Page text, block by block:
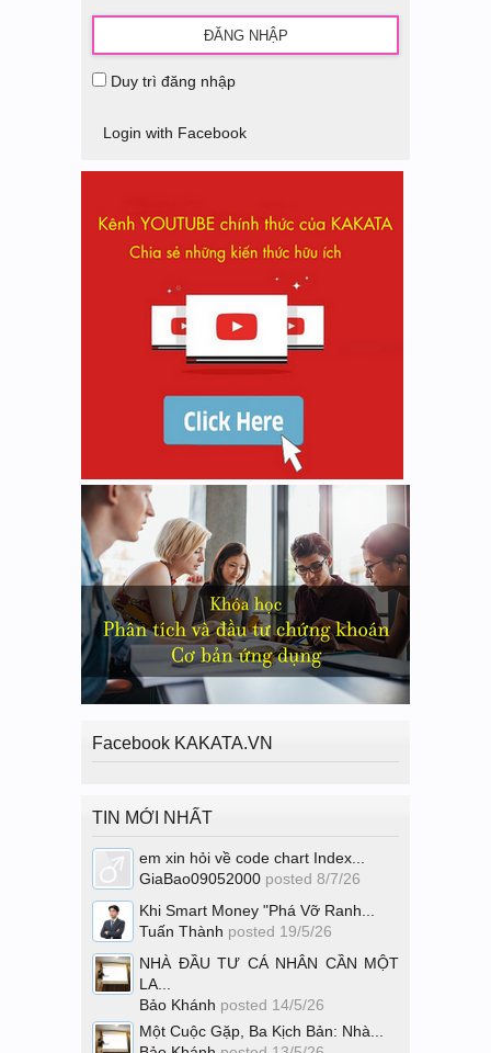
Duy trì đăng nhập
Login with Facebook
Facebook KAKATA.VN
TIN MỚI NHẤT
em xin hỏi về code chart Index...
GiaBao09052000 posted 8/7/26
Khi Smart Money "Phá Vỡ Ranh...
Tuấn Thành posted 19/5/26
NHÀ ĐẦU TƯ CÁ NHÂN CẦN MỘT
LA...
Bảo Khánh posted 14/5/26
Một Cuộc Gặp, Ba Kịch Bản: Nhà...